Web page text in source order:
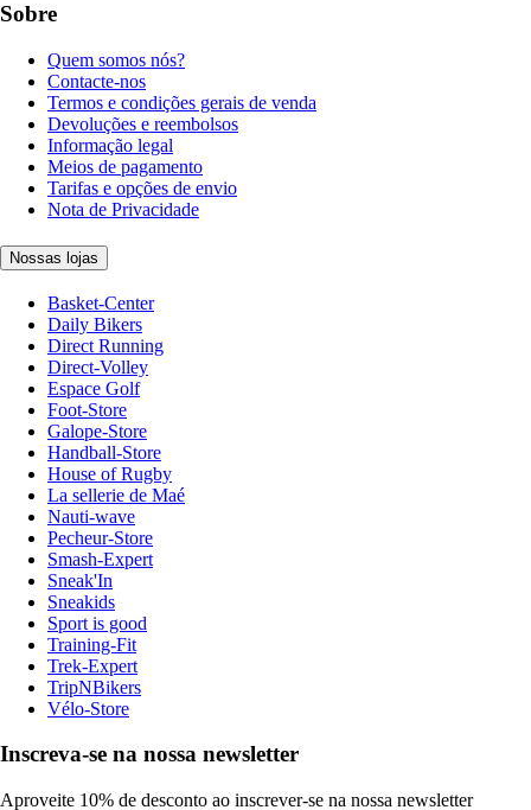
Sobre
Quem somos nós?
Contacte-nos
Termos e condições gerais de venda
Devoluções e reembolsos
Informação legal
Meios de pagamento
Tarifas e opções de envio
Nota de Privacidade
Nossas lojas
Basket-Center
Daily Bikers
Direct Running
Direct-Volley
Espace Golf
Foot-Store
Galope-Store
Handball-Store
House of Rugby
La sellerie de Maé
Nauti-wave
Pecheur-Store
Smash-Expert
Sneak'In
Sneakids
Sport is good
Training-Fit
Trek-Expert
TripNBikers
Vélo-Store
Inscreva-se na nossa newsletter
Aproveite 10% de desconto ao inscrever-se na nossa newsletter